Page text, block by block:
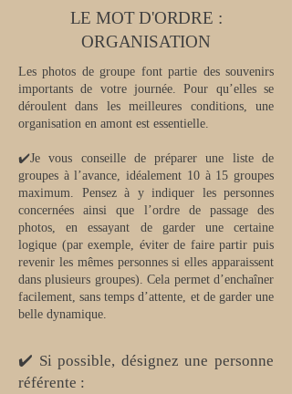
LE MOT D'ORDRE :
ORGANISATION
Les photos de groupe font partie des souvenirs
importants de votre journée.Pour qu’elles se
déroulent dans les meilleures conditions, une
organisation en amont est essentielle.
✔️Je vous conseille de préparer une liste de
groupes à l’avance, idéalement 10 à 15 groupes
maximum. Pensez à y indiquer les personnes
concernées ainsi que l’ordre de passage des
photos, en essayant de garder une certaine
logique (par exemple, éviter de faire partir puis
revenir les mêmes personnes si elles apparaissent
dans plusieurs groupes). Cela permet d’enchaîner
facilement, sans temps d’attente, et de garder une
belle dynamique.
✔️ Si possible, désignez une personne
référente :